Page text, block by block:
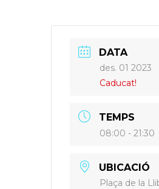
DATA
des. 01 2023
Caducat!
TEMPS
08:00 - 21:30
UBICACIÓ
Plaça de la